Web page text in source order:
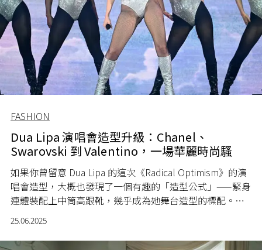
FASHION
Dua Lipa 演唱會造型升級：Chanel、
Swarovski 到 Valentino，一場華麗時尚騷
如果你曾留意 Dua Lipa 的這次《Radical Optimism》的演
唱會造型，大概也發現了一個有趣的「造型公式」——緊身
連體裝配上中筒高跟靴，幾乎成為她舞台造型的標配。這
樣的搭配不但方便她大幅度地跳舞，同時也突顯她自信、
俐落的風格，簡單卻絕不無趣。每次造型雖在「統一格
式」中變化出不同的亮點，卻依然牢牢抓住目光。
25.06.2025